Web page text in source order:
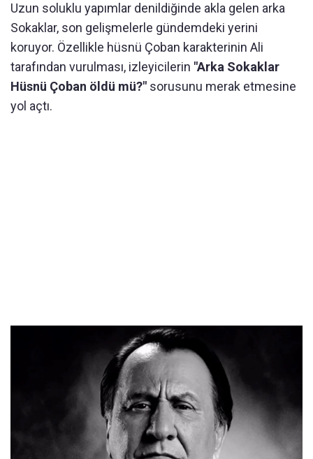
Uzun soluklu yapımlar denildiğinde akla gelen arka
Sokaklar, son gelişmelerle gündemdeki yerini
koruyor. Özellikle hüsnü Çoban karakterinin Ali
tarafından vurulması, izleyicilerin "Arka Sokaklar
Hüsnü Çoban öldü mü?" sorusunu merak etmesine
yol açtı.